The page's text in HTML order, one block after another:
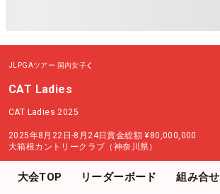
JLPGAツアー 国内女子
CAT Ladies
CAT Ladies 2025
2025年8月22日-8月24日賞金総額 ¥80,000,000
大箱根カントリークラブ（神奈川県）
大会TOP リーダーボード 組み合せ